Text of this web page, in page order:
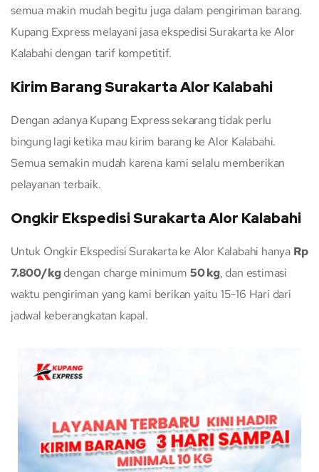
semua makin mudah begitu juga dalam pengiriman barang.
Kupang Express melayani jasa ekspedisi Surakarta ke Alor
Kalabahi dengan tarif kompetitif.
Kirim Barang Surakarta Alor Kalabahi
Dengan adanya Kupang Express sekarang tidak perlu
bingung lagi ketika mau kirim barang ke Alor Kalabahi.
Semua semakin mudah karena kami selalu memberikan
pelayanan terbaik.
Ongkir Ekspedisi Surakarta Alor Kalabahi
Untuk Ongkir Ekspedisi Surakarta ke Alor Kalabahi hanya Rp
7.800/kgdengan charge minimum 50 kg, dan estimasi
waktu pengiriman yang kami berikan yaitu 15-16 Hari dari
jadwal keberangkatan kapal.